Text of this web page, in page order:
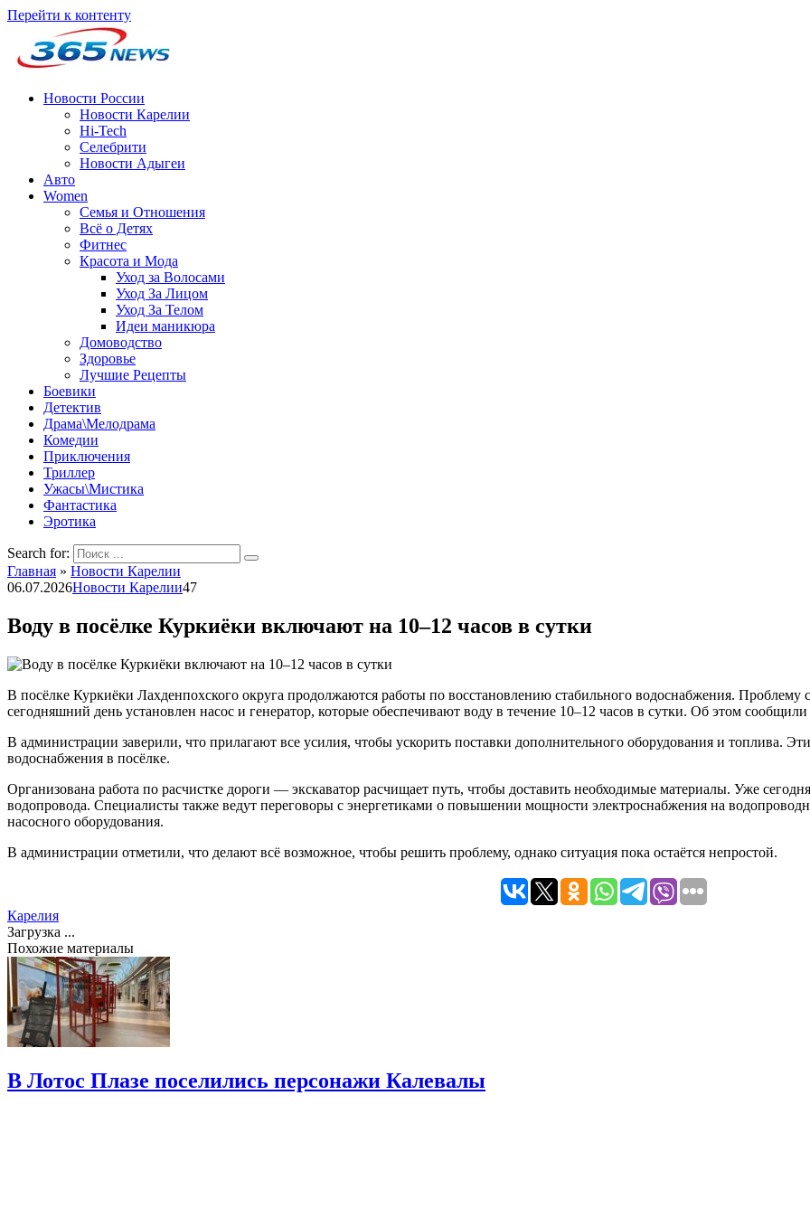
Перейти к контенту
Новости России
Новости Карелии
Hi-Tech
Селебрити
Новости Адыгеи
Авто
Women
Семья и Отношения
Всё о Детях
Фитнес
Красота и Мода
Уход за Волосами
Уход За Лицом
Уход За Телом
Идеи маникюра
Домоводство
Здоровье
Лучшие Рецепты
Боевики
Детектив
Драма\Мелодрама
Комедии
Приключения
Триллер
Ужасы\Мистика
Фантастика
Эротика
Search for:
Главная » Новости Карелии
06.07.2026Новости Карелии47
Воду в посёлке Куркиёки включают на 10–12 часов в сутки
В посёлке Куркиёки Лахденпохского округа продолжаются работы по восстановлению стабильного водоснабжения. Проблему
сегодняшний день установлен насос и генератор, которые обеспечивают воду в течение 10–12 часов в сутки. Об этом
В администрации заверили, что прилагают все усилия, чтобы ускорить поставки дополнительного оборудования и топлива.
водоснабжения в посёлке.
Организована работа по расчистке дороги — экскаватор расчищает путь, чтобы доставить необходимые материалы. Уже
водопровода. Специалисты также ведут переговоры с энергетиками о повышении мощности электроснабжения на
насосного оборудования.
В администрации отметили, что делают всё возможное, чтобы решить проблему, однако ситуация пока остаётся непростой.
Карелия
Загрузка ...
Похожие материалы
В Лотос Плазе поселились персонажи Калевалы